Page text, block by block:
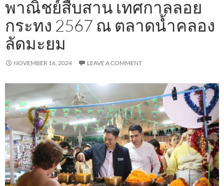
พาณิชย์สืบสาน เทศกาลลอย
กระทง 2567 ณ ตลาดน้ำคลอง
ลัดมะยม
NOVEMBER 16, 2024 LEAVE A COMMENT